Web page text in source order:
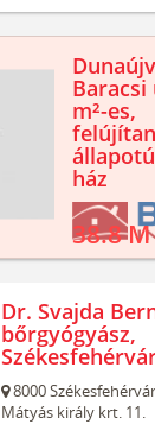
Baracsi
m²-es,
ház
38.8
Dr. Svajda
bőrgyógyász,
8000
Mátyás király krt. 11.